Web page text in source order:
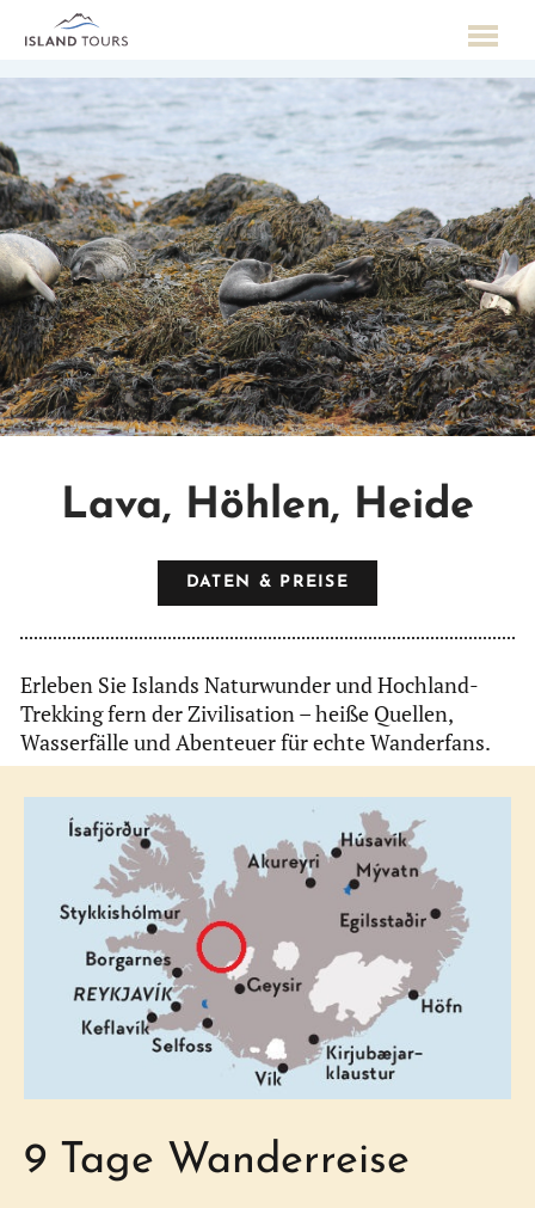
Lava, Höhlen, Heide
DATEN & PREISE
Erleben Sie Islands Naturwunder und Hochland-
Trekking fern der Zivilisation – heiße Quellen,
Wasserfälle und Abenteuer für echte Wanderfans.
9 Tage Wanderreise